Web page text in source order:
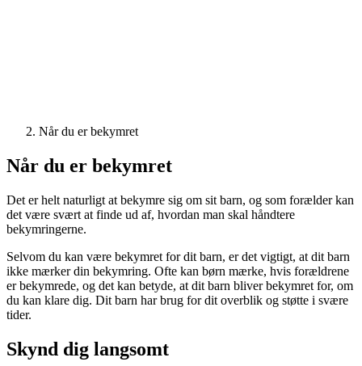
Når du er bekymret
Når du er bekymret
Det er helt naturligt at bekymre sig om sit barn, og som forælder kan
det være svært at finde ud af, hvordan man skal håndtere
bekymringerne.
Selvom du kan være bekymret for dit barn, er det vigtigt, at dit barn
ikke mærker din bekymring. Ofte kan børn mærke, hvis forældrene
er bekymrede, og det kan betyde, at dit barn bliver bekymret for, om
du kan klare dig. Dit barn har brug for dit overblik og støtte i svære
tider.
Skynd dig langsomt